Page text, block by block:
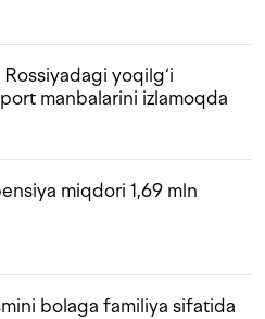
yoqilg‘i
manbalarini izlamoqda
miqdori 1,69 mln
bolaga familiya sifatida